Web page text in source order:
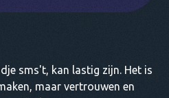
sms't, kan lastig zijn. Het is
maar vertrouwen en